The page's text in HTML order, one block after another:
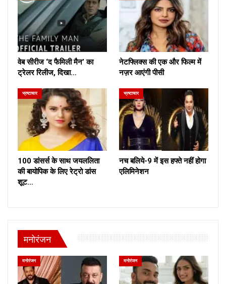
वेब सीरीज ‘द फैमिली मैन’ का
ट्रेलर रिलीज, दिखा…
नेटफ्लिक्स की एक और फिल्म में
नज़र आएंगी पीसी
भ्रष्टाचार
100 डांसर्स के साथ जयललिता
की बायोपिक के लिए रेट्रो डांस
शूट…
भ्रष्टाचार
नच बलिये-9 में इस हफ्ते नहीं होगा
एलिमिनेशन
मनोरंजन
मनोरंजन मनोरंजन